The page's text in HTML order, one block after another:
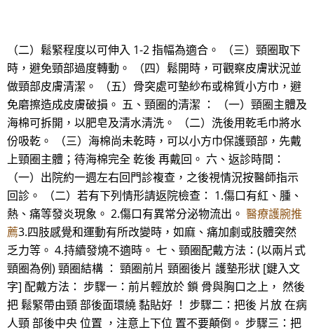
（二）鬆緊程度以可伸入 1-2 指幅為適合。 （三）頸圈取下
時，避免頸部過度轉動。 （四）鬆開時，可觀察皮膚狀況並
做頸部皮膚清潔。 （五）骨突處可墊紗布或棉質小方巾，避
免磨擦造成皮膚破損。 五、頸圈的清潔 ： （一）頸圈主體及
海棉可拆開，以肥皂及清水清洗。 （二）洗後用乾毛巾將水
份吸乾。 （三）海棉尚未乾時，可以小方巾保護頸部，先戴
上頸圈主體；待海棉完全 乾後 再戴回。 六、返診時間：
（一）出院約一週左右回門診複查，之後視情況按醫師指示
回診。 （二）若有下列情形請返院檢查： 1.傷口有紅、腫、
熱、痛等發炎現象。 2.傷口有異常分泌物流出。 醫療護腕推
薦3.四肢感覺和運動有所改變時，如麻、痛加劇或肢體突然
乏力等。 4.持續發燒不適時。 七、頸圈配戴方法：(以兩片式
頸圈為例) 頸圈結構 ： 頸圈前片 頸圈後片 護墊形狀 [鍵入文
字] 配戴方法： 步驟一：前片輕放於 鎖 骨與胸口之上， 然後
把 鬆緊帶由頸 部後面環繞 黏貼好 ！ 步驟二：把後 片放 在病
人頸 部後中央 位置 ，注意上下位 置不要顛倒。 步驟三：把